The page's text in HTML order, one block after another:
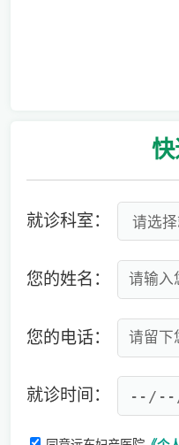
爱有光，愈未来！深圳远东龙
就诊科室：
您的姓名：
您的电话：
就诊时间：